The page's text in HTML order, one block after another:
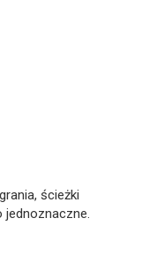
ścieżki
jednoznaczne.